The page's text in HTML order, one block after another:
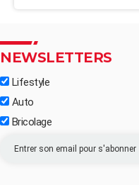
NEWSLETTERS
Lifestyle
Auto
Bricolage